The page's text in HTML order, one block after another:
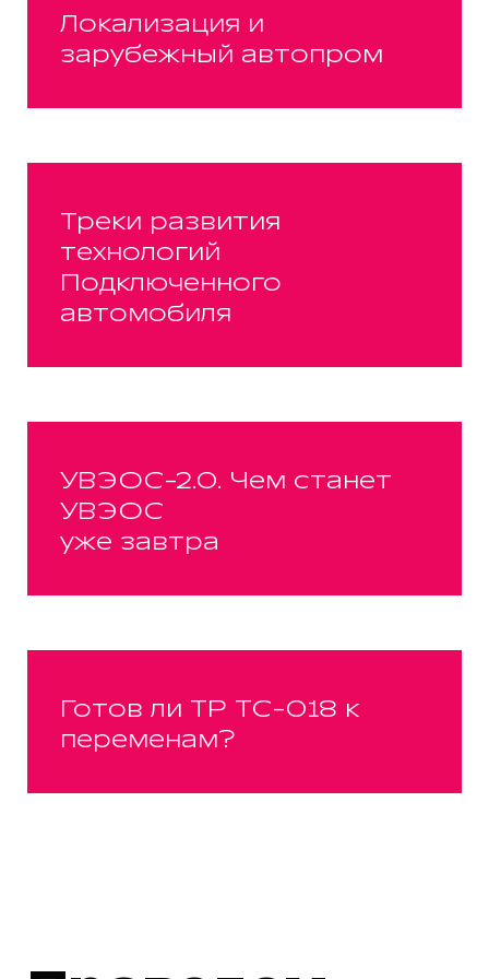
Локализация и
зарубежный автопром
Треки развития
технологий
Подключенного
автомобиля
УВЭОС-2.0. Чем станет
УВЭОС
уже завтра
Готов ли ТР ТС-018 к
переменам?